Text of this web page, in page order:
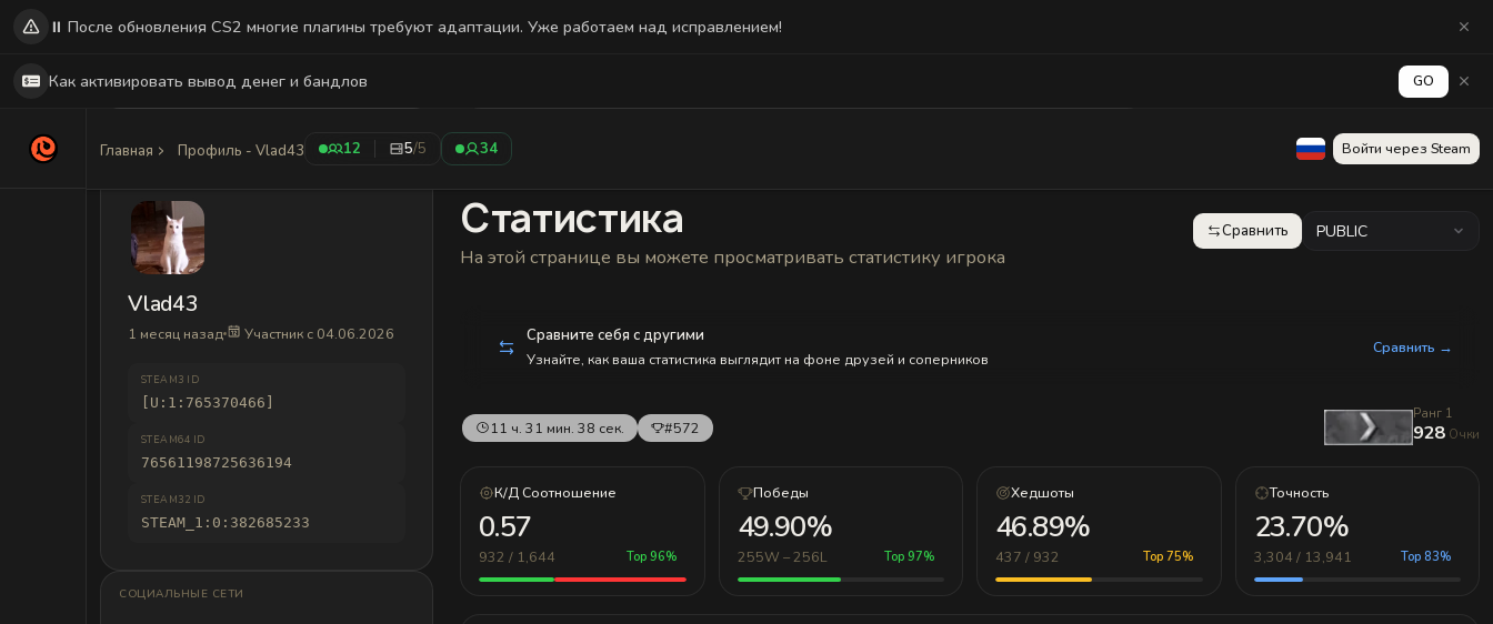
Главная Профиль - Vlad43 12 5/5 34 Войти через Steam
Vlad43
1 месяц назад Участник с 04.06.2026
STEAM3 ID
[U:1:765370466]
STEAM64 ID
76561198725636194
STEAM32 ID
STEAM_1:0:382685233
СОЦИАЛЬНЫЕ СЕТИ
Статистика
Статистика
На этой странице вы можете просматривать статистику игрока
Сравнить PUBLIC
Сравните себя с другими
Узнайте, как ваша статистика выглядит на фоне друзей и соперников
Сравнить →
11 ч. 31 мин. 38 сек. #572
Ранг 1
928 Очки
К/Д Соотношение
0.57
932 / 1,644 Top 96%
Победы
49.90%
255W – 256L Top 97%
Хедшоты
46.89%
437 / 932 Top 75%
Точность
23.70%
3,304 / 13,941 Top 83%
⏸️ После обновления CS2 многие плагины требуют адаптации. Уже работаем над исправлением!
Как активировать вывод денег и бандлов GO